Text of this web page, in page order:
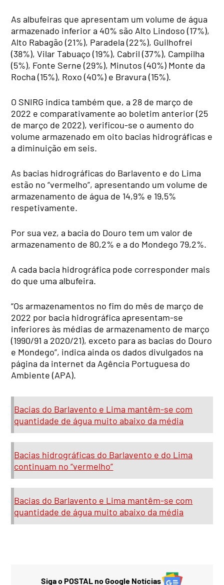
As albufeiras que apresentam um volume de água
armazenado inferior a 40% são Alto Lindoso (17%),
Alto Rabagão (21%), Paradela (22%), Guilhofrei
(38%), Vilar Tabuaço (19%), Cabril (37%), Campilha
(5%), Fonte Serne (29%), Minutos (40%) Monte da
Rocha (15%), Roxo (40%) e Bravura (15%).
O SNIRG indica também que, a 28 de março de
2022 e comparativamente ao boletim anterior (25
de março de 2022), verificou-se o aumento do
volume armazenado em oito bacias hidrográficas e
a diminuição em seis.
As bacias hidrográficas do Barlavento e do Lima
estão no “vermelho”, apresentando um volume de
armazenamento de água de 14,9% e 19,5%
respetivamente.
Por sua vez, a bacia do Douro tem um valor de
armazenamento de 80,2% e a do Mondego 79,2%.
A cada bacia hidrográfica pode corresponder mais
do que uma albufeira.
“Os armazenamentos no fim do mês de março de
2022 por bacia hidrográfica apresentam-se
inferiores às médias de armazenamento de março
(1990/91 a 2020/21), exceto para as bacias do Douro
e Mondego”, indica ainda os dados divulgados na
página da internet da Agência Portuguesa do
Ambiente (APA).
Bacias do Barlavento e Lima mantêm-se com
quantidade de água muito abaixo da média
Bacias hidrográficas do Barlavento e do Lima
continuam no “vermelho”
Bacias do Barlavento e Lima mantêm-se com
quantidade de água muito abaixo da média
Siga o POSTAL no Google Notícias